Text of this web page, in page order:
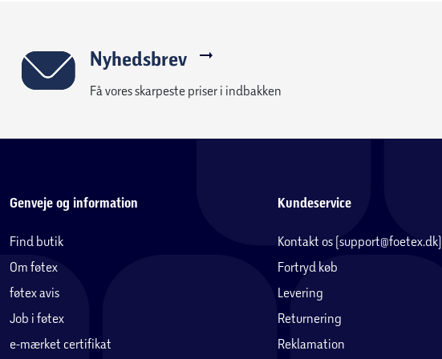
Nyhedsbrev
Få vores skarpeste priser i indbakken
Genveje og information
Find butik
Om føtex
føtex avis
Job i føtex
e-mærket certifikat
Kundeservice
Kontakt os (support@foetex.dk)
Fortryd køb
Levering
Returnering
Reklamation